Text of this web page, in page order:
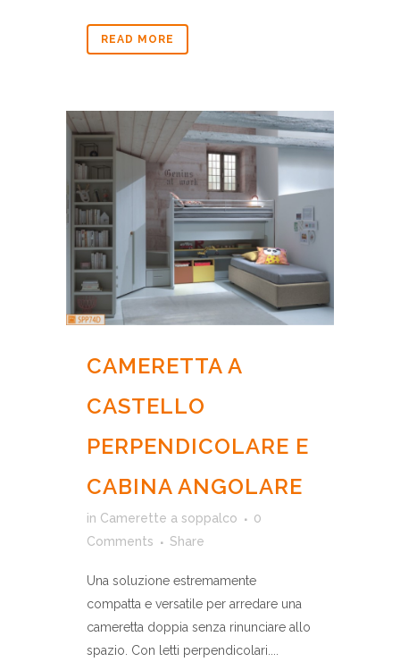
READ MORE
CAMERETTA A
CASTELLO
PERPENDICOLARE E
CABINA ANGOLARE
in Camerette a soppalco
0
Comments
Share
Una soluzione estremamente
compatta e versatile per arredare una
cameretta doppia senza rinunciare allo
spazio. Con letti perpendicolari....